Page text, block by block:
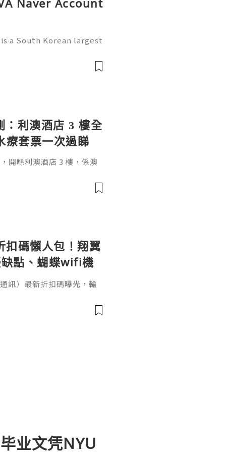
Naver Account
a South Korean largest
all over the worl
利澳酒店 3 樓全
療套票一次過睇
開喺利澳酒店 3 樓，係澳
摩，暢飲版仲要酒水任飲。
碼懶人包！翔翼
點、蝴蝶wifi機
訊）最新折扣碼曝光，輸
買斷WiFi分享器全球通用攻
發愁！本文完整整理 AeroB
业文凭NYU